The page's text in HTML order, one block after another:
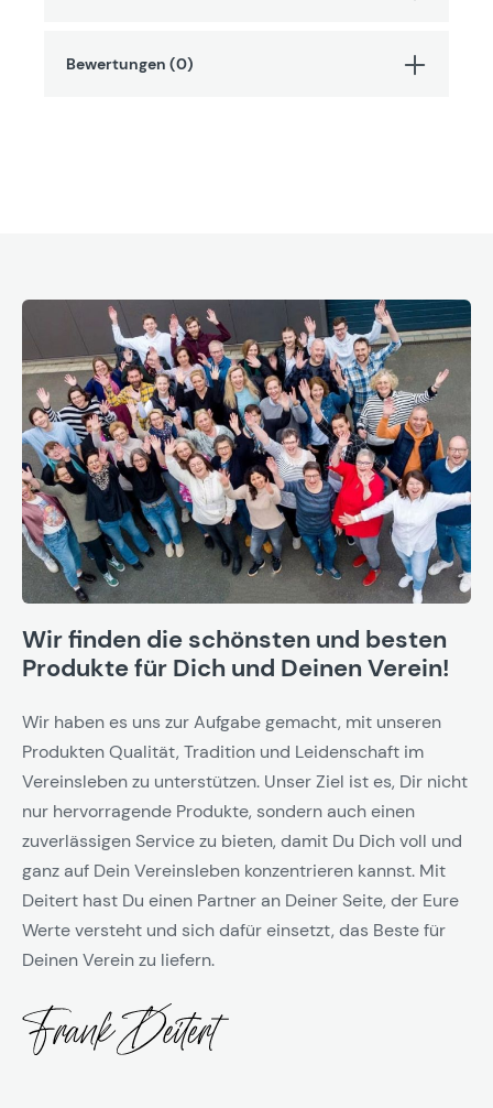
Bewertungen (0)
Wir finden die schönsten und besten
Produkte für Dich und Deinen Verein!
Wir haben es uns zur Aufgabe gemacht, mit unseren
Produkten Qualität, Tradition und Leidenschaft im
Vereinsleben zu unterstützen. Unser Ziel ist es, Dir nicht
nur hervorragende Produkte, sondern auch einen
zuverlässigen Service zu bieten, damit Du Dich voll und
ganz auf Dein Vereinsleben konzentrieren kannst. Mit
Deitert hast Du einen Partner an Deiner Seite, der Eure
Werte versteht und sich dafür einsetzt, das Beste für
Deinen Verein zu liefern.